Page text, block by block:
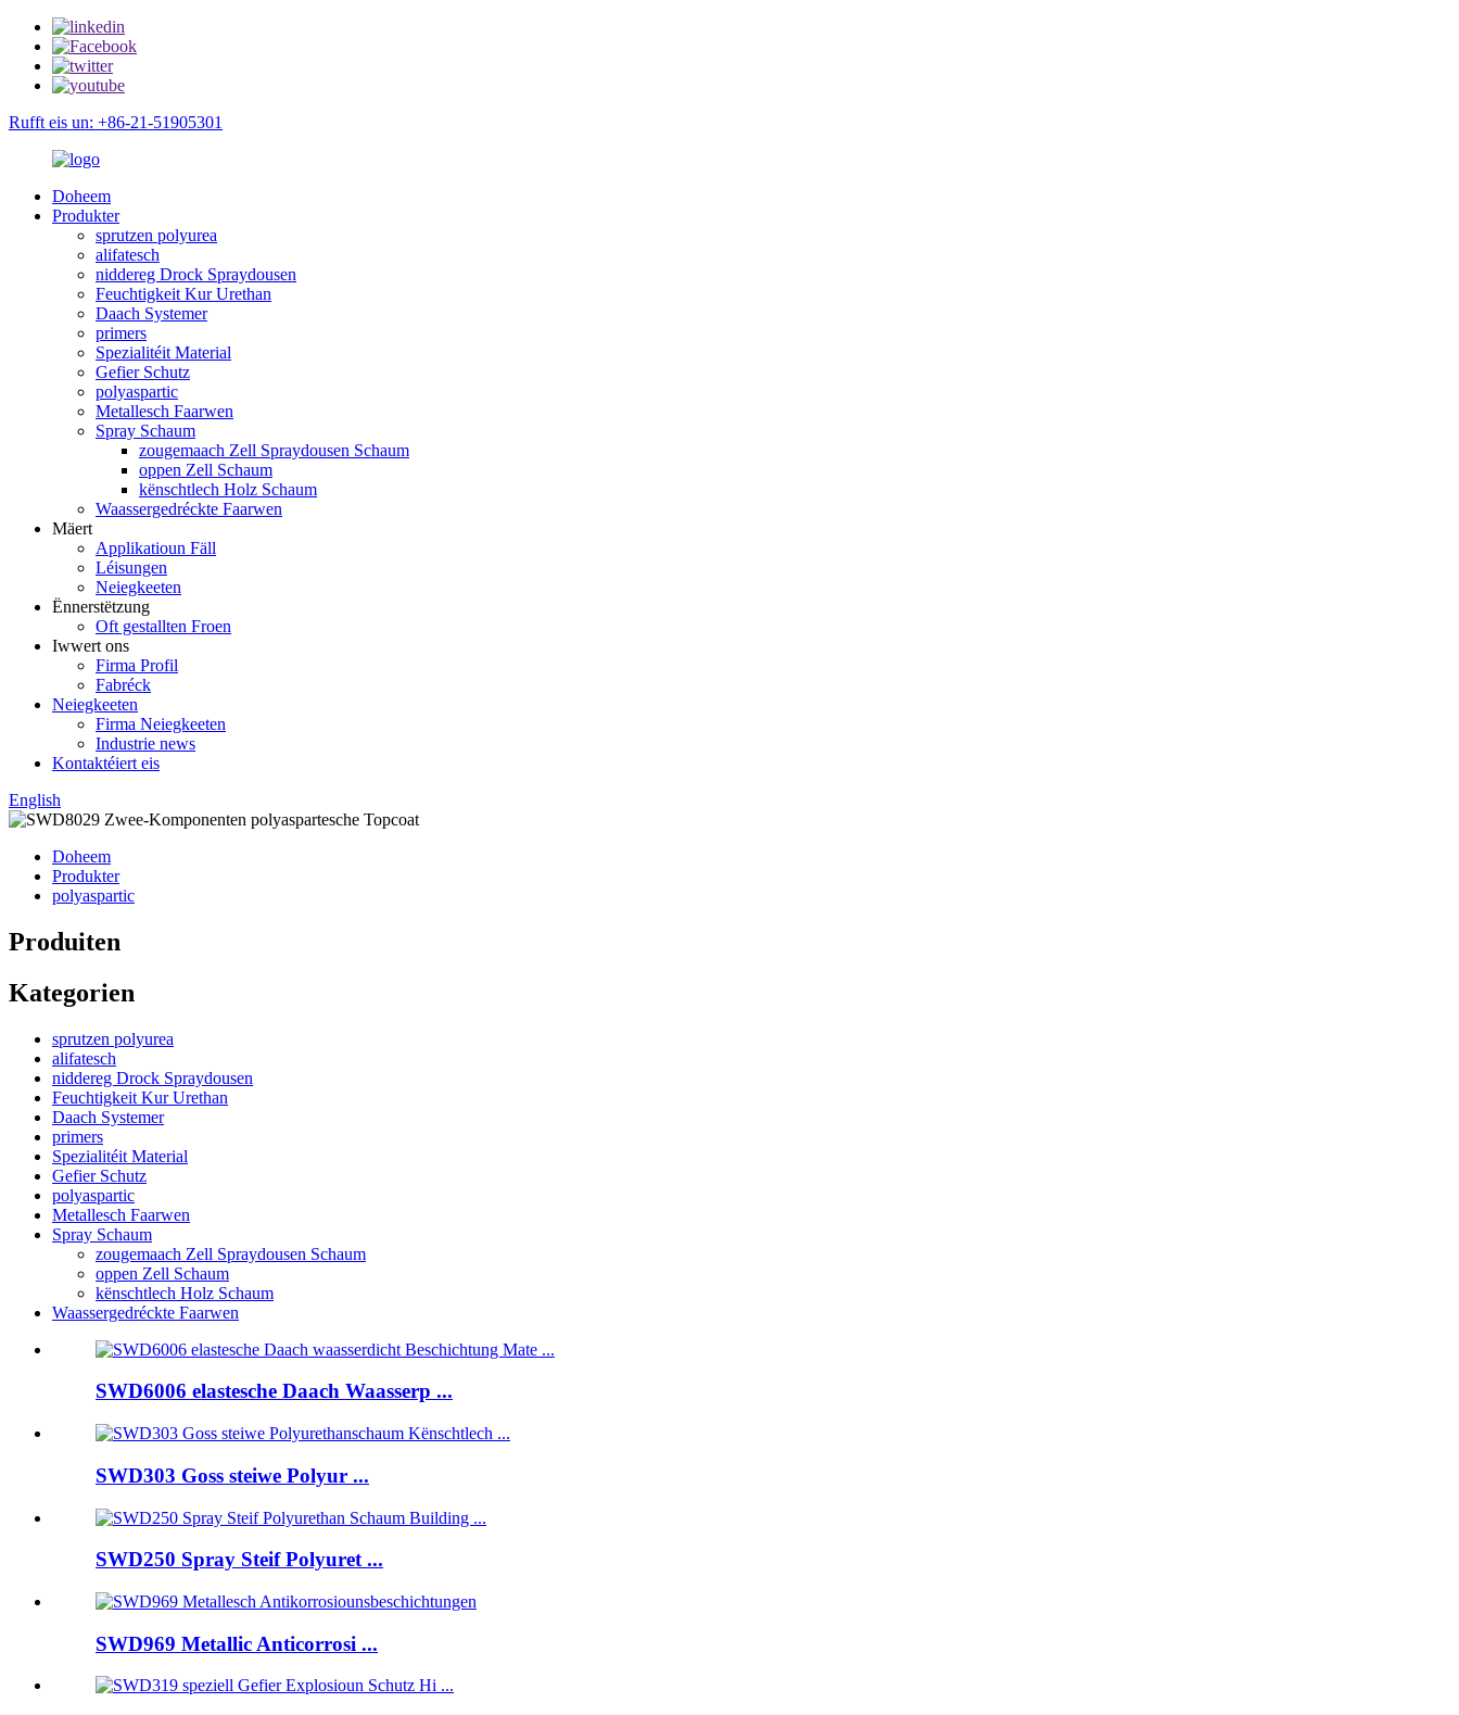
Rufft eis un: +86-21-51905301
Doheem
Produkter
sprutzen polyurea
alifatesch
niddereg Drock Spraydousen
Feuchtigkeit Kur Urethan
Daach Systemer
primers
Spezialitéit Material
Gefier Schutz
polyaspartic
Metallesch Faarwen
Spray Schaum
zougemaach Zell Spraydousen Schaum
oppen Zell Schaum
kënschtlech Holz Schaum
Waassergedréckte Faarwen
Mäert
Applikatioun Fäll
Léisungen
Neiegkeeten
Ënnerstëtzung
Oft gestallten Froen
Iwwert ons
Firma Profil
Fabréck
Neiegkeeten
Firma Neiegkeeten
Industrie news
Kontaktéiert eis
English
Doheem
Produkter
polyaspartic
Produiten
Kategorien
sprutzen polyurea
alifatesch
niddereg Drock Spraydousen
Feuchtigkeit Kur Urethan
Daach Systemer
primers
Spezialitéit Material
Gefier Schutz
polyaspartic
Metallesch Faarwen
Spray Schaum
zougemaach Zell Spraydousen Schaum
oppen Zell Schaum
kënschtlech Holz Schaum
Waassergedréckte Faarwen
SWD6006 elastesche Daach Waasserp ...
SWD303 Goss steiwe Polyur ...
SWD250 Spray Steif Polyuret ...
SWD969 Metallic Anticorrosi ...